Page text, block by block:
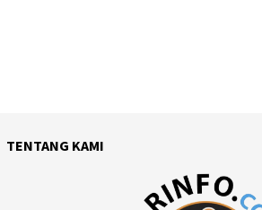
TENTANG KAMI